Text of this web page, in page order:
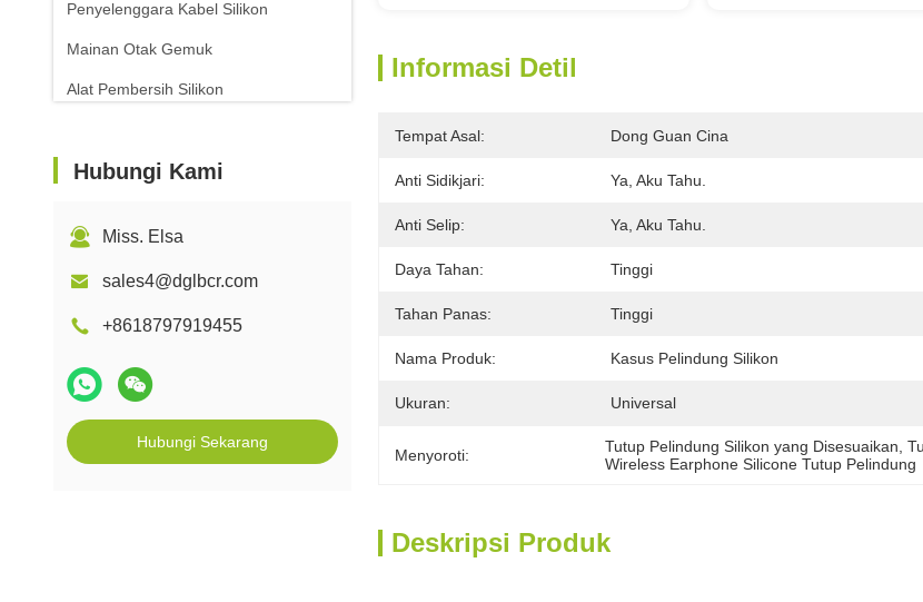
Penyelenggara Kabel Silikon
Mainan Otak Gemuk
Alat Pembersih Silikon
Hubungi Kami
Miss. Elsa
sales4@dglbcr.com
+8618797919455
Hubungi Sekarang
Informasi Detil
Tempat Asal: Dong Guan Cina
Anti Sidikjari: Ya, Aku Tahu.
Anti Selip: Ya, Aku Tahu.
Daya Tahan: Tinggi
Tahan Panas: Tinggi
Nama Produk: Kasus Pelindung Silikon
Ukuran: Universal
Menyoroti: Tutup Pelindung Silikon yang Disesuaikan
Wireless Earphone Silicone Tutup Pelindung
Deskripsi Produk